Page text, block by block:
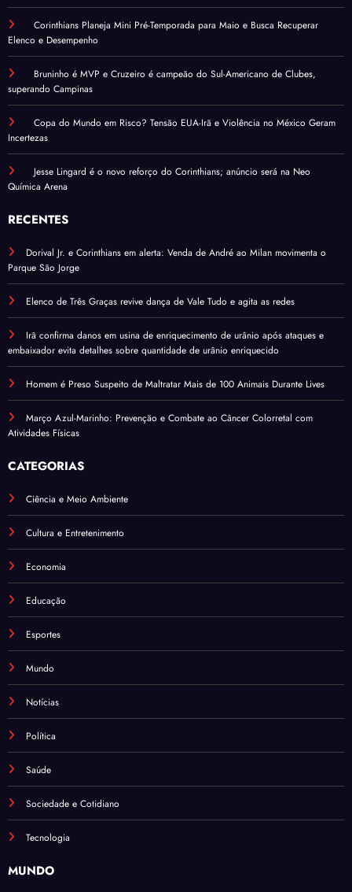
Corinthians Planeja Mini Pré-Temporada para Maio e Busca Recuperar
Elenco e Desempenho
Bruninho é MVP e Cruzeiro é campeão do Sul-Americano de Clubes,
superando Campinas
Copa do Mundo em Risco? Tensão EUA-Irã e Violência no México Geram
Incertezas
Jesse Lingard é o novo reforço do Corinthians; anúncio será na Neo
Química Arena
RECENTES
Dorival Jr. e Corinthians em alerta: Venda de André ao Milan movimenta o
Parque São Jorge
Elenco de Três Graças revive dança de Vale Tudo e agita as redes
Irã confirma danos em usina de enriquecimento de urânio após ataques e
embaixador evita detalhes sobre quantidade de urânio enriquecido
Homem é Preso Suspeito de Maltratar Mais de 100 Animais Durante Lives
Março Azul-Marinho: Prevenção e Combate ao Câncer Colorretal com
Atividades Físicas
CATEGORIAS
Ciência e Meio Ambiente
Cultura e Entretenimento
Economia
Educação
Esportes
Mundo
Notícias
Política
Saúde
Sociedade e Cotidiano
Tecnologia
MUNDO